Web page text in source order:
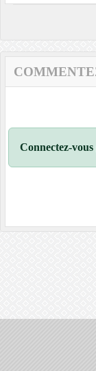
Connectez-vous